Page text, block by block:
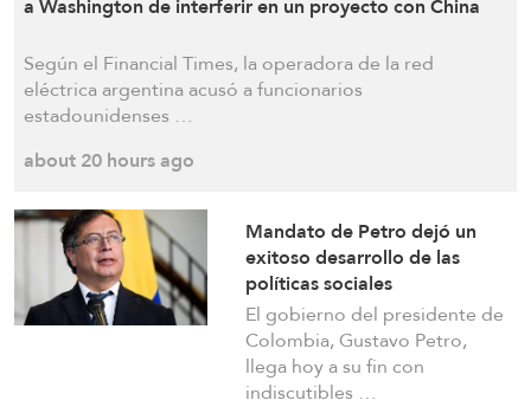
defensa antimisiles multicapa
a day ago
Sitio de la DSA: Teherán ha integrado un
sistema de navegación por satélite CRPA
(Crew-Aware Anti-Jamming) con una ojiva
maniobrable
a day ago
Según el Financial Times, la operadora de la red
eléctrica argentina acusó a funcionarios
estadounidenses …
about 20 hours ago
Mandato de Petro dejó un
exitoso desarrollo de las
políticas sociales
El gobierno del presidente de
Colombia, Gustavo Petro,
llega hoy a su fin con
indiscutibles …